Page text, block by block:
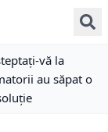
vă la
au săpat o